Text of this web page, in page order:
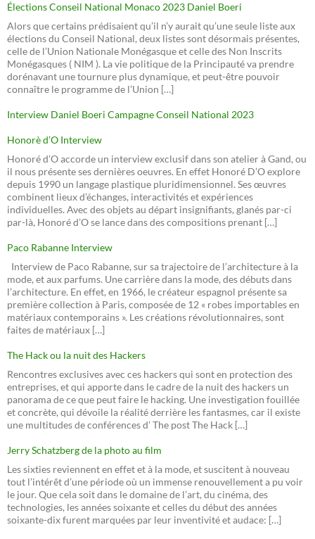
Élections Conseil National Monaco 2023 Daniel Boeri
Alors que certains prédisaient qu’il n’y aurait qu’une seule liste aux
élections du Conseil National, deux listes sont désormais présentes,
celle de l’Union Nationale Monégasque et celle des Non Inscrits
Monégasques ( NIM ). La vie politique de la Principauté va prendre
dorénavant une tournure plus dynamique, et peut-être pouvoir
connaître le programme de l’Union […]
Interview Daniel Boeri Campagne Conseil National 2023
Honorè d’O Interview
Honoré d’O accorde un interview exclusif dans son atelier à Gand, ou
il nous présente ses dernières oeuvres. En effet Honoré D’O explore
depuis 1990 un langage plastique pluridimensionnel. Ses œuvres
combinent lieux d’échanges, interactivités et expériences
individuelles. Avec des objets au départ insignifiants, glanés par-ci
par-là, Honoré d’O se lance dans des compositions prenant […]
Paco Rabanne Interview
Interview de Paco Rabanne, sur sa trajectoire de l’architecture à la
mode, et aux parfums. Une carrière dans la mode, des débuts dans
l’architecture. En effet, en 1966, le créateur espagnol présente sa
première collection à Paris, composée de 12 « robes importables en
matériaux contemporains ». Les créations révolutionnaires, sont
faites de matériaux […]
The Hack ou la nuit des Hackers
Rencontres exclusives avec ces hackers qui sont en protection des
entreprises, et qui apporte dans le cadre de la nuit des hackers un
panorama de ce que peut faire le hacking. Une investigation fouillée
et concrète, qui dévoile la réalité derrière les fantasmes, car il existe
une multitudes de conférences d’ The post The Hack […]
Jerry Schatzberg de la photo au film
Les sixties reviennent en effet et à la mode, et suscitent à nouveau
tout l’intérêt d’une période où un immense renouvellement a pu voir
le jour. Que cela soit dans le domaine de l’art, du cinéma, des
technologies, les années soixante et celles du début des années
soixante-dix furent marquées par leur inventivité et audace: […]